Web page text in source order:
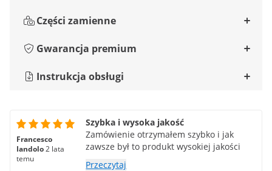
Części zamienne
Gwarancja premium
Instrukcja obsługi
Francesco
Iandolo2 lata
temu
Szybka i wysoka jakość
Zamówienie otrzymałem szybko i jak
zawsze był to produkt wysokiej jakości
Przeczytaj